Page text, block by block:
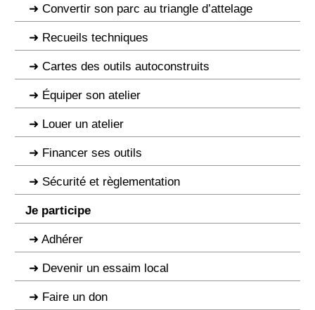
Convertir son parc au triangle d’attelage
Recueils techniques
Cartes des outils autoconstruits
Équiper son atelier
Louer un atelier
Financer ses outils
Sécurité et règlementation
Je participe
Adhérer
Devenir un essaim local
Faire un don